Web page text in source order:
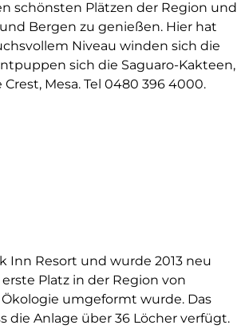
schönsten Plätzen der Region und
Bergen zu genießen. Hier hat
Niveau winden sich die
sich die Saguaro-Kakteen,
Mesa. Tel 0480 396 4000.
Inn Resort und wurde 2013 neu
Platz in der Region von
umgeformt wurde. Das
die Anlage über 36 Löcher verfügt.